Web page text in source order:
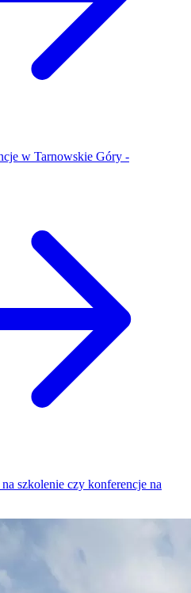
w Tarnowskie Góry -
szkolenie czy konferencje na